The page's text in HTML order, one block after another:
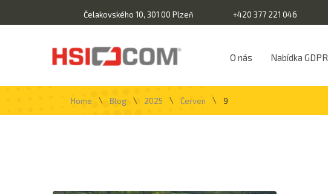
Čelakovského 10, 301 00 Plzeň +420 377 221 046
O nás Nabídka GDPR
Home \ Blog \ 2025 \ Červen \ 9